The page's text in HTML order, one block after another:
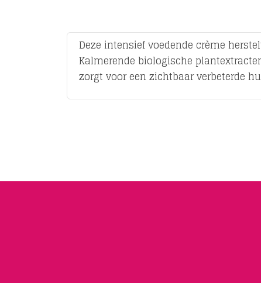
Deze intensief voedende crème
Kalmerende biologische
zorgt voor een zichtbaar verbeterde